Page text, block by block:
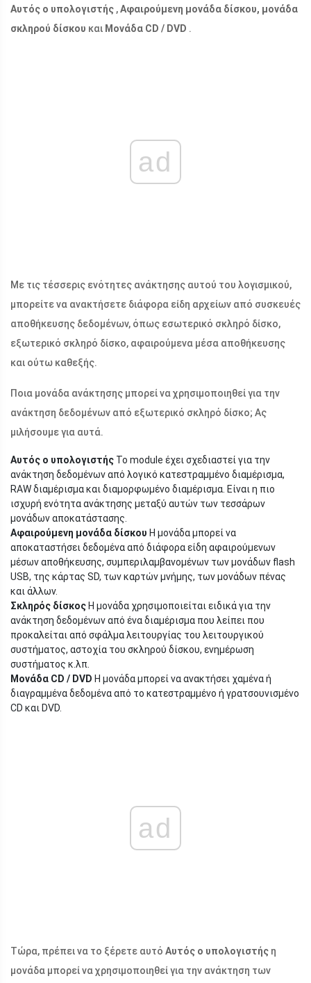
Αυτός ο υπολογιστής ,Αφαιρούμενη μονάδα δίσκου, μονάδα
σκληρού δίσκου και Μονάδα CD / DVD .
ad
Με τις τέσσερις ενότητες ανάκτησης αυτού του λογισμικού,
μπορείτε να ανακτήσετε διάφορα είδη αρχείων από συσκευές
αποθήκευσης δεδομένων, όπως εσωτερικό σκληρό δίσκο,
εξωτερικό σκληρό δίσκο, αφαιρούμενα μέσα αποθήκευσης
και ούτω καθεξής.
Ποια μονάδα ανάκτησης μπορεί να χρησιμοποιηθεί για την
ανάκτηση δεδομένων από εξωτερικό σκληρό δίσκο; Ας
μιλήσουμε για αυτά.
Αυτός ο υπολογιστής Το module έχει σχεδιαστεί για την
ανάκτηση δεδομένων από λογικό κατεστραμμένο διαμέρισμα,
RAW διαμέρισμα και διαμορφωμένο διαμέρισμα. Είναι η πιο
ισχυρή ενότητα ανάκτησης μεταξύ αυτών των τεσσάρων
μονάδων αποκατάστασης.
Αφαιρούμενη μονάδα δίσκου Η μονάδα μπορεί να
αποκαταστήσει δεδομένα από διάφορα είδη αφαιρούμενων
μέσων αποθήκευσης, συμπεριλαμβανομένων των μονάδων flash
USB, της κάρτας SD, των καρτών μνήμης, των μονάδων πένας
και άλλων.
Σκληρός δίσκος Η μονάδα χρησιμοποιείται ειδικά για την
ανάκτηση δεδομένων από ένα διαμέρισμα που λείπει που
προκαλείται από σφάλμα λειτουργίας του λειτουργικού
συστήματος, αστοχία του σκληρού δίσκου, ενημέρωση
συστήματος κ.λπ.
Μονάδα CD / DVD Η μονάδα μπορεί να ανακτήσει χαμένα ή
διαγραμμένα δεδομένα από το κατεστραμμένο ή γρατσουνισμένο
CD και DVD.
ad
Τώρα, πρέπει να το ξέρετε αυτό Αυτός ο υπολογιστής η
μονάδα μπορεί να χρησιμοποιηθεί για την ανάκτηση των